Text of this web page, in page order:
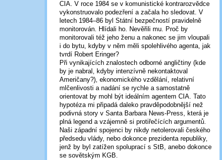
CIA. V roce 1984 se v komunistické kontrarozvědce
vykonstruovalo podezření a začala ho sledovat. V
letech 1984–86 byl Státní bezpečností pravidelně
monitorován. Hlídali ho. Nevěřili mu. Proč by
monitorovali též jeho ženu a nakonec se jim vloupali
i do bytu, kdyby v něm měli spolehlivého agenta, jak
tvrdí Robert Eringer?
Při vynikajících znalostech odborné angličtiny (kde
by je nabral, kdyby intenzívně nekontaktoval
Američany?), ekonomického vzdělání, relativní
mlčenlivosti a nadání se rychle a samostatně
orientovat by mohl být ideálním agentem CIA. Tato
hypotéza mi připadá daleko pravděpodobnější než
podivná story v Santa Barbara News-Press, která je
plná legend a vzájemně si protiřečících argumentů.
Naši západní spojenci by nikdy netolerovali českého
předsedu vlády, nebo dokonce prezidenta republiky,
jenž by byl zatížen spoluprací s StB, anebo dokonce
se sovětským KGB.